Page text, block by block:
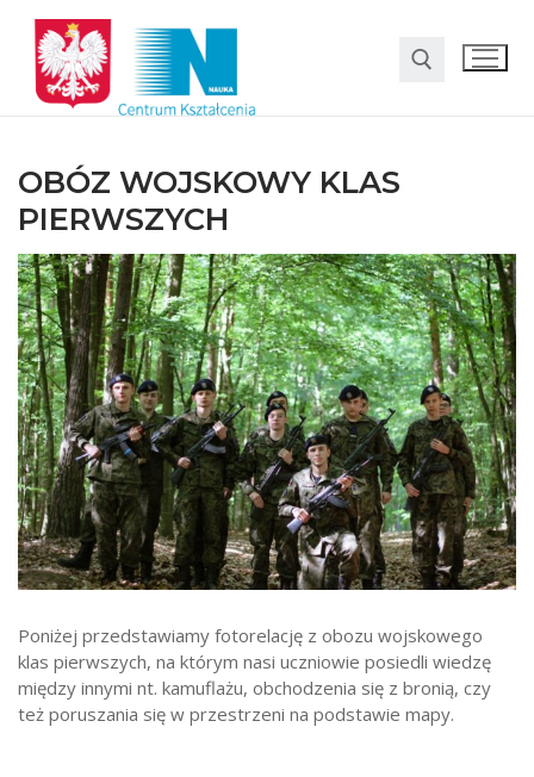
O nas
Oferta
LO SMS Talent
Strefa rodzica
Strefa ucznia
Rekrutacja
Oferty pracy dla pracowników
Zadania realizowane z budżetu państwa
OBÓZ WOJSKOWY KLAS
PIERWSZYCH
Poniżej przedstawiamy fotorelację z obozu wojskowego
klas pierwszych, na którym nasi uczniowie posiedli wiedzę
między innymi nt. kamuflażu, obchodzenia się z bronią, czy
też poruszania się w przestrzeni na podstawie mapy.